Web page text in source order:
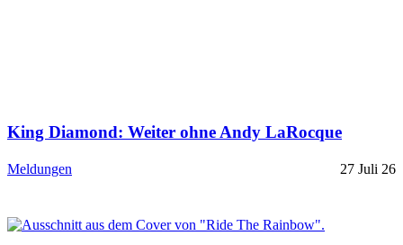
King Diamond: Weiter ohne Andy LaRocque
Meldungen 27 Juli 26